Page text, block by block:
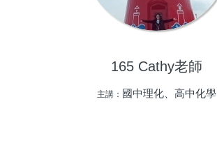
165 Cathy老師
主講： 國中理化、高中化學